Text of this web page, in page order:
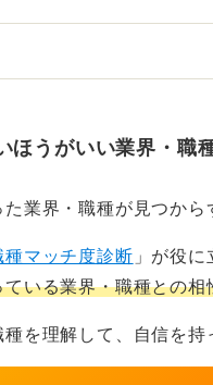
筆、さらにはディレ
。
像するのではなく、裏
ほうがいい業界・職
業界・職種が見つから
種マッチ度診断 」が役に
いる業界・職種との相
を理解して、自信を持